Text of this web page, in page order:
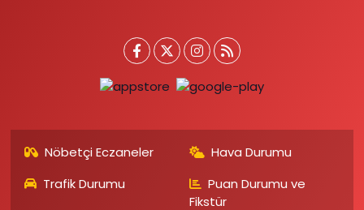
Nöbetçi Eczaneler
Hava Durumu
Trafik Durumu
Puan Durumu ve
Fikstür